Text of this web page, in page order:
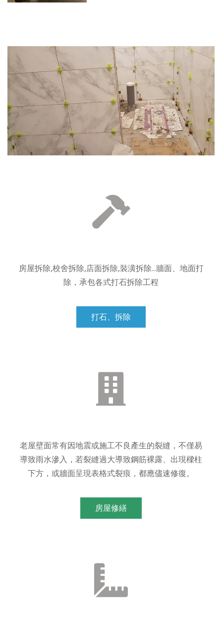
房屋拆除,校舍拆除,店面拆除,裝潢拆除...牆面、地面打
除，承包各式打石拆除工程
打石、拆除
老屋壁面常有因地震或施工不良產生的裂縫，不僅易
導致雨水滲入，若裂縫過大導致鋼筋裸露、出現樑柱
下方，或牆面呈現表格式裂痕，都應儘速修復。
房屋修繕